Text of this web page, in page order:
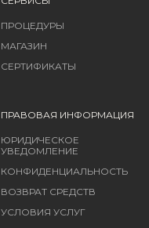
ПРОЦЕДУРЫ
МАГАЗИН
СЕРТИФИКАТЫ
ПРАВОВАЯ ИНФОРМАЦИЯ
ЮРИДИЧЕСКОЕ
УВЕДОМЛЕНИЕ
КОНФИДЕНЦИАЛЬНОСТЬ
ВОЗВРАТ СРЕДСТВ
УСЛОВИЯ УСЛУГ